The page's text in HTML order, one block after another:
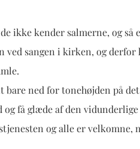
ikke kender salmerne, og
sangen i kirken, og
ned for tonehøjden på
få glæde af den
og alle er velkomne,